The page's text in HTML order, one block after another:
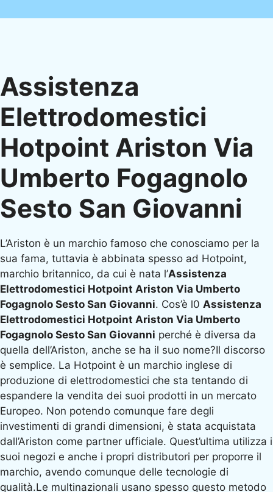
Assistenza
Elettrodomestici
Hotpoint Ariston Via
Umberto Fogagnolo
Sesto San Giovanni
L’Ariston è un marchio famoso che conosciamo per la
sua fama, tuttavia è abbinata spesso ad Hotpoint,
marchio britannico, da cui è nata l’Assistenza
Elettrodomestici Hotpoint Ariston Via Umberto
Fogagnolo Sesto San Giovanni. Cos’è l0 Assistenza
Elettrodomestici Hotpoint Ariston Via Umberto
Fogagnolo Sesto San Giovanni perché è diversa da
quella dell’Ariston, anche se ha il suo nome?Il discorso
è semplice. La Hotpoint è un marchio inglese di
produzione di elettrodomestici che sta tentando di
espandere la vendita dei suoi prodotti in un mercato
Europeo. Non potendo comunque fare degli
investimenti di grandi dimensioni, è stata acquistata
dall’Ariston come partner ufficiale. Quest’ultima utilizza i
suoi negozi e anche i propri distributori per proporre il
marchio, avendo comunque delle tecnologie di
qualità.Le multinazionali usano spesso questo metodo